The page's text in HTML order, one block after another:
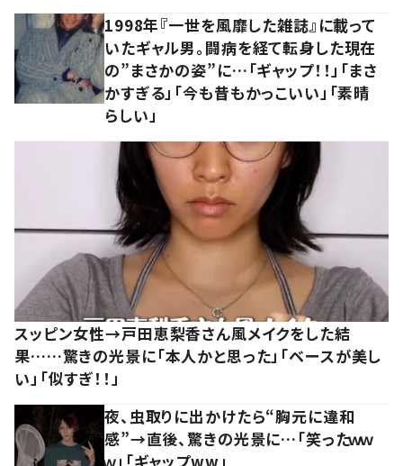
1998年『一世を風靡した雑誌』に載って
いたギャル男。闘病を経て転身した現在
の”まさかの姿”に…「ギャップ！！」「まさ
かすぎる」「今も昔もかっこいい」「素晴
らしい」
スッピン女性→戸田恵梨香さん風メイクをした結
果……驚きの光景に「本人かと思った」「ベースが美し
い」「似すぎ！！」
夜、虫取りに出かけたら“胸元に違和
感”→直後、驚きの光景に…「笑ったｗｗ
ｗ」「ギャップww」